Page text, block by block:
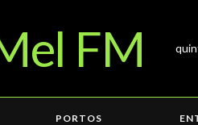
PORTOS